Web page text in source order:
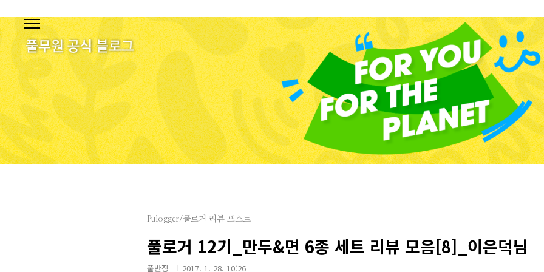
Pulogger/풀로거 리뷰 포스트
풀로거 12기_만두&면 6종 세트 리뷰 모음[8]_이은덕님
풀반장 2017. 1. 28. 10:26